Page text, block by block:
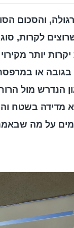
והסכום
לקרות, סוג
יותר
או
הנדרש מול
מדידה בשטח
על מה